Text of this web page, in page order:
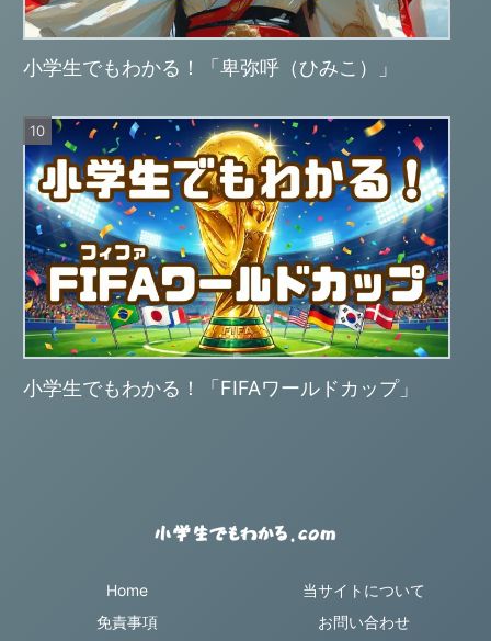
小学生でもわかる！「卑弥呼（ひみこ）」
小学生でもわかる！「FIFAワールドカップ」
Home
当サイトについて
免責事項
お問い合わせ